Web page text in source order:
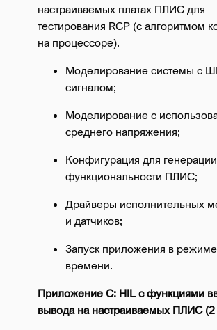
настраиваемых платах ПЛИС для
тестирования RCP (с алгоритмом
на процессоре).
Моделирование системы с
сигналом;
Моделирование с
среднего напряжения;
Конфигурация для
функциональности ПЛИС;
Драйверы исполнительных
и датчиков;
Запуск приложения в
времени.
Приложение C: HIL с функциями
вывода на настраиваемых ПЛИС (2